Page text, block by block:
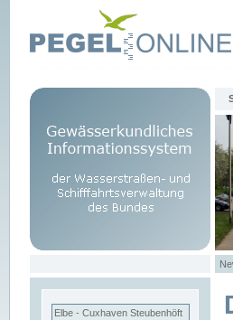
Elbe - Cuxhaven Steubenhöft